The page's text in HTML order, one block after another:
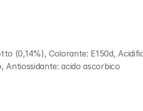
(0,14%), Colorante: E150d,
acido ascorbico